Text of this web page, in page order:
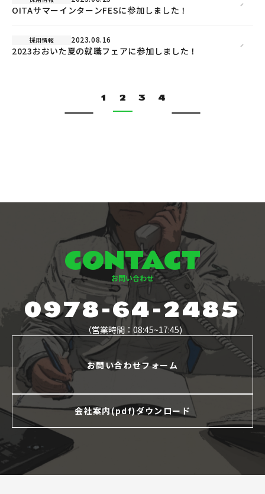
OITAサマーインターンFESに参加しました！
採用情報 2023.08.16
2023おおいた夏の就職フェアに参加しました！
1 2 3 4
CONTACT
お問い合わせ
0978-64-2485
（営業時間：08:45~17:45)
お問い合わせフォーム
会社案内(pdf)ダウンロード